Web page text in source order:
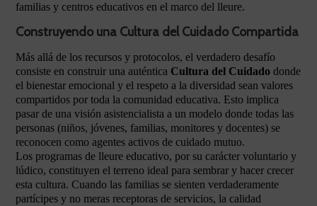
familias y centros educativos en el marco del lleure.
Construyendo una Cultura del Cuidado Compartida
Más allá de los recursos y protocolos, el verdadero desafío
consiste en construir una auténtica Cultura del Cuidado donde
el bienestar emocional y el respeto a la diversidad sean valores
compartidos por toda la comunidad educativa. Esto implica
pasar de una visión asistencialista a un modelo donde todas las
personas (niños, jóvenes, familias, monitores y docentes) se
reconocen como agentes activos de cuidado mutuo.
Los programas de lleure educativo, por su carácter voluntario y
lúdico, constituyen el terreno ideal para sembrar y hacer crecer
esta cultura. Cuando las familias se sienten verdaderamente
partícipes y no meras receptoras de servicios, la calidad